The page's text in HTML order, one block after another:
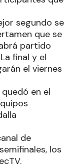
segundo se
que se
partido
final y el
el viernes
en el
de
los